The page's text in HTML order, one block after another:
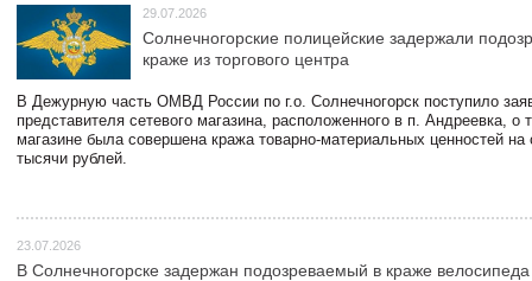
29.07.2026
Солнечногорские полицейские задержали
краже из торгового центра
В Дежурную часть ОМВД России по г.о. Солнечногорск поступило
представителя сетевого магазина, расположенного в п. Андреевка, о
магазине была совершена кража товарно-материальных ценностей
тысячи рублей.
23.07.2026
В Солнечногорске задержан подозреваемый в краже велосипеда